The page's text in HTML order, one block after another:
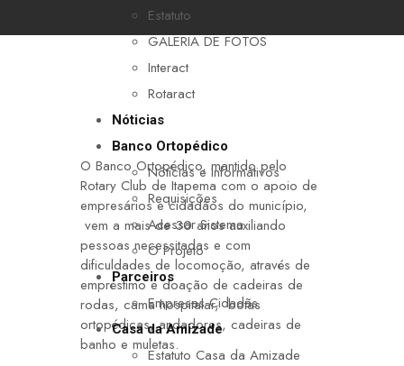
Estatuto
GALERIA DE FOTOS
Interact
Rotaract
Nóticias
Banco Ortopédico
Nóticias e Informátivos
Requisições
Acessar Sistema
O Projeto
Parceiros
Empresas Cidadãs
Casa da Amizade
Estatuto Casa da Amizade
O Banco Ortopédico, mantido pelo
Rotary Club de Itapema com o apoio de
empresários e cidadãos do município,
vem a mais de 30 anos auxiliando
pessoas necessitadas e com
dificuldades de locomoção, através de
empréstimo e doação de cadeiras de
rodas, cama hospitalar, botas
ortopédicas, andadores, cadeiras de
banho e muletas.